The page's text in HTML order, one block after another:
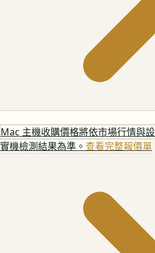
Mac 主機收購價格將依市場行情與
實機檢測結果為準。 查看完整報價單